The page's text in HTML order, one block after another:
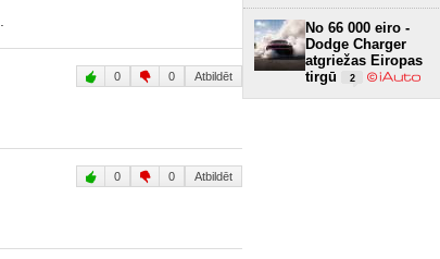
0 0 Atbildēt
0 0 Atbildēt
No 66 000 eiro -
Dodge Charger
atgriežas Eiropas
tirgū
2